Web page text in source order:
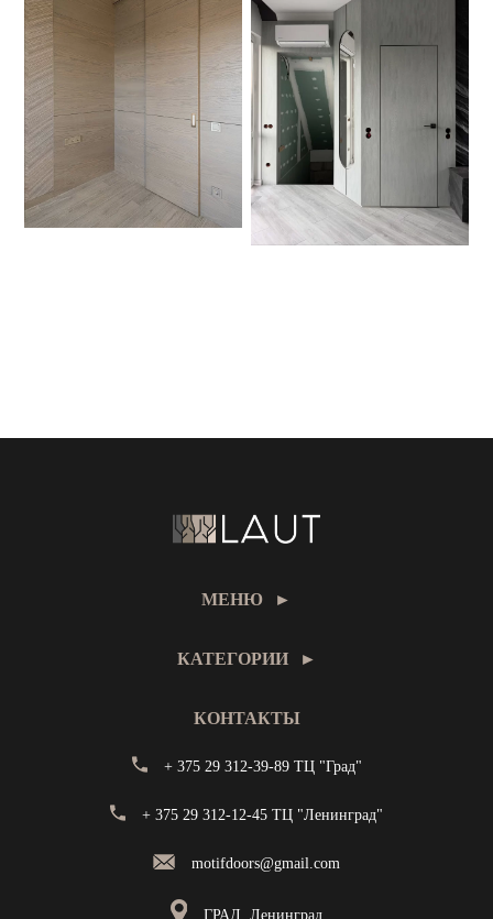
МЕНЮ ►
КАТЕГОРИИ ►
КОНТАКТЫ
+ 375 29 312-39-89 ТЦ "Град"
+ 375 29 312-12-45 ТЦ "Ленинград"
motifdoors@gmail.com
ГРАД, Ленинград